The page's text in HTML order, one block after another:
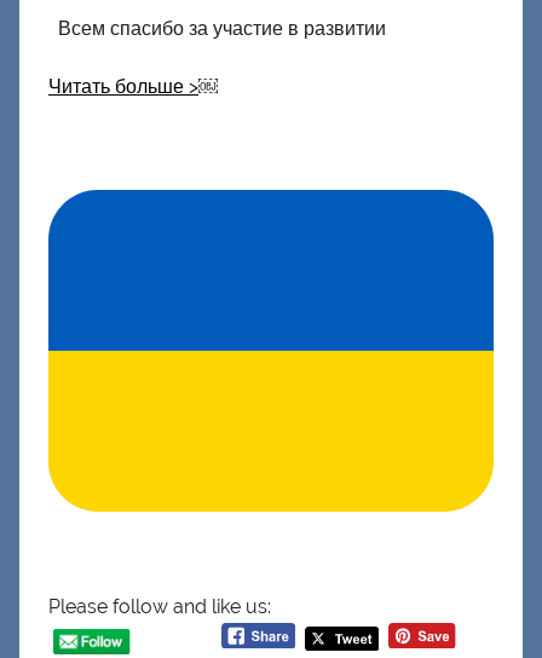
Всем спасибо за участие в развитии
Читать больше >￼
Please follow and like us: